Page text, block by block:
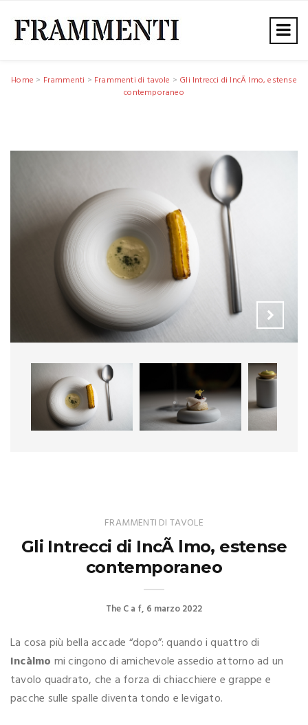
Home > Frammenti > Frammenti di tavole > Gli Intrecci di IncÃ lmo, estense
contemporaneo
FRAMMENTI DI TAVOLE
Gli Intrecci di IncÃ lmo, estense
contemporaneo
The C a f 6 marzo 2022
La cosa più bella accade “dopo”: quando i quattro di
Incàlmo mi cingono di amichevole assedio attorno ad un
tavolo quadrato, che a forza di chiacchiere e grappe e
pacche sulle spalle diventa tondo e levigato.